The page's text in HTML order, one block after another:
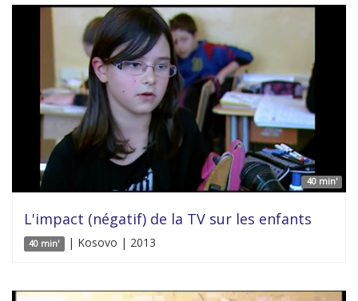
40 min'
L'impact (négatif) de la TV sur les enfants
40 min' | Kosovo | 2013